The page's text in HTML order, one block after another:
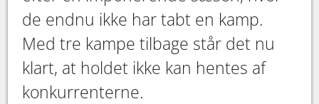
de endnu ikke har tabt en kamp.
Med tre kampe tilbage står det nu
klart, at holdet ikke kan hentes af
konkurrenterne.